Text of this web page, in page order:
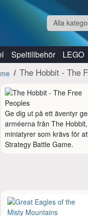
Alla
Speltillbehör LEGO
The Hobbit - The
Ge dig ut på ett äventyr
arméerna från The
miniatyrer som krävs för
Strategy Battle Game.